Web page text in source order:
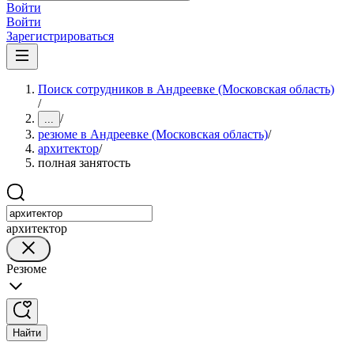
Войти
Войти
Зарегистрироваться
Поиск сотрудников в Андреевке (Московская область)
/
... /
резюме в Андреевке (Московская область)/
архитектор/
полная занятость
архитектор
Резюме
Найти